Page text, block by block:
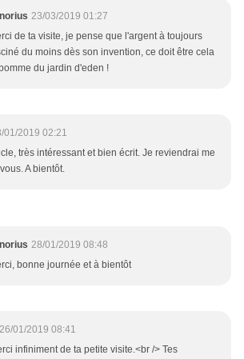
23/03/2019 01:27
de ta visite, je pense que l'argent à toujours
du moins dès son invention, ce doit être cela
du jardin d'eden !
01/2019 02:21
très intéressant et bien écrit. Je reviendrai me
A bientôt.
28/01/2019 08:48
bonne journée et à bientôt
26/01/2019 08:41
infiniment de ta petite visite.<br /> Tes